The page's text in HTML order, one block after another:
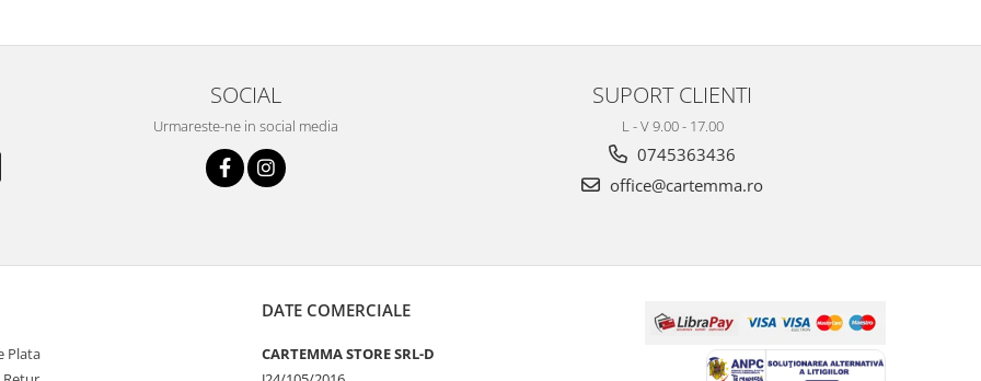
SOCIAL
Urmareste-ne in social media
SUPORT CLIENTI
L - V 9.00 - 17.00
0745363436
office@cartemma.ro
Plata
DATE COMERCIALE
CARTEMMA STORE SRL-D